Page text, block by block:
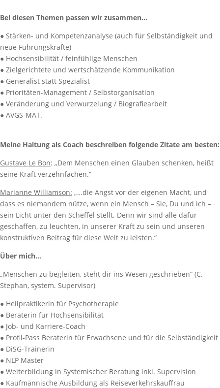
Bei diesen Themen passen wir zusammen…
● Stärken- und Kompetenzanalyse (auch für Selbständigkeit und
neue Führungskräfte)
● Hochsensibilität / feinfühlige Menschen
● Zielgerichtete und wertschätzende Kommunikation
● Generalist statt Spezialist
● Prioritäten-Management / Selbstorganisation
● Veränderung und Verwurzelung / Biografiearbeit
● AVGS-MAT.
Meine Haltung als Coach beschreiben folgende Zitate am besten:
Gustave Le Bon: „Dem Menschen einen Glauben schenken, heißt
seine Kraft verzehnfachen.“
Marianne Williamson: „…die Angst vor der eigenen Macht, und
dass es niemandem nütze, wenn ein Mensch – Sie, Du und ich –
sein Licht unter den Scheffel stellt. Denn wir sind alle dafür
geschaffen, zu leuchten, in unserer Kraft zu sein und unseren
konstruktiven Beitrag für diese Welt zu leisten.“
Über mich…
„Menschen zu begleiten, steht dir ins Wesen geschrieben“ (C.
Stephan, system. Supervisor)
● Heilpraktikerin für Psychotherapie
● Beraterin für Hochsensibilität
● Job- und Karriere-Coach
● Profil-Pass Beraterin für Erwachsene und für die Selbständigkeit
● DiSG-Trainerin
● NLP Master
● Weiterbildung in Systemischer Beratung inkl. Supervision
● Kaufmännische Ausbildung als Reiseverkehrskauffrau